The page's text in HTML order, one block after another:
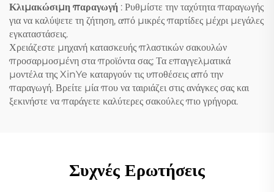
Κλιμακώσιμη παραγωγή : Ρυθμίστε την ταχύτητα παραγωγής
για να καλύψετε τη ζήτηση, από μικρές παρτίδες μέχρι μεγάλες
εγκαταστάσεις.
Χρειάζεστε μηχανή κατασκευής πλαστικών σακουλών
προσαρμοσμένη στα προϊόντα σας; Τα επαγγελματικά
μοντέλα της XinYe καταργούν τις υποθέσεις από την
παραγωγή. Βρείτε μία που να ταιριάζει στις ανάγκες σας και
ξεκινήστε να παράγετε καλύτερες σακούλες πιο γρήγορα.
Συχνές Ερωτήσεις